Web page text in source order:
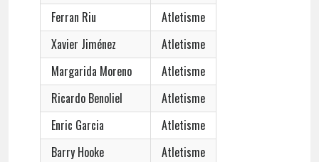
Ferran Riu
Atletisme
Xavier Jiménez
Atletisme
Margarida Moreno
Atletisme
Ricardo Benoliel
Atletisme
Enric Garcia
Atletisme
Barry Hooke
Atletisme